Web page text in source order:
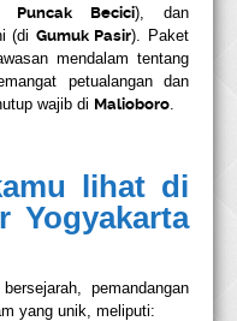
Puncak Becici), dan
(di Gumuk Pasir). Paket
mendalam tentang
petualangan dan
wajib di Malioboro
lihat di
Yogyakarta
pemandangan
yang unik, meliputi: